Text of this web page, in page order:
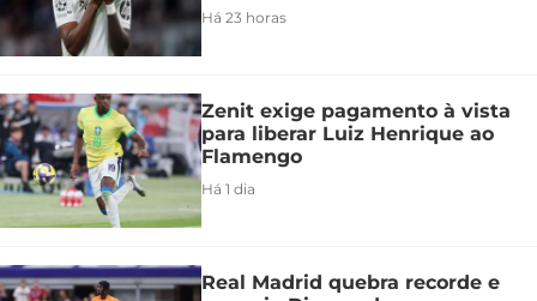
Há 23 horas
Zenit exige pagamento à vista
para liberar Luiz Henrique ao
Flamengo
Há 1 dia
Real Madrid quebra recorde e